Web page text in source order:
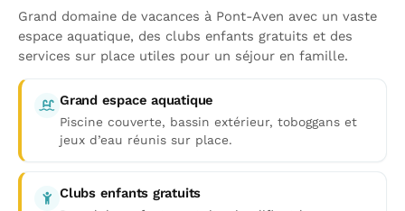
Grand domaine de vacances à Pont-Aven avec un vaste
espace aquatique, des clubs enfants gratuits et des
services sur place utiles pour un séjour en famille.
Grand espace aquatique
Piscine couverte, bassin extérieur, toboggans et
jeux d’eau réunis sur place.
Clubs enfants gratuits